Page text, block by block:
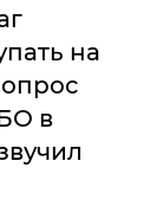
на
в